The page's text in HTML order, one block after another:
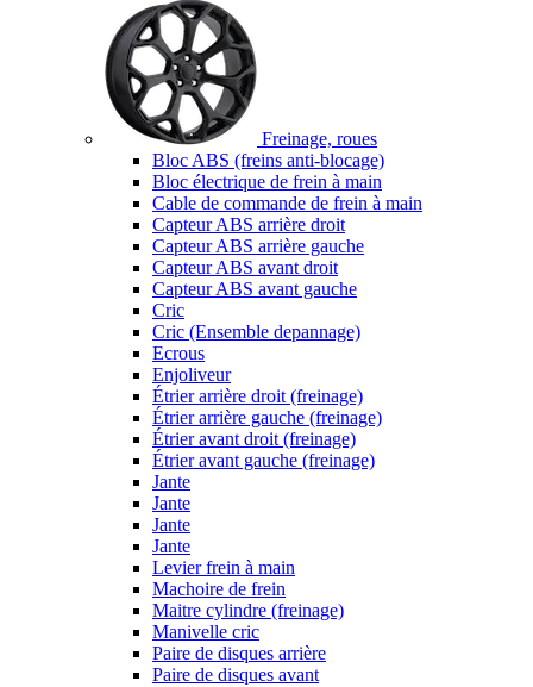
Freinage, roues
Bloc ABS (freins anti-blocage)
Bloc électrique de frein à main
Cable de commande de frein à main
Capteur ABS arrière droit
Capteur ABS arrière gauche
Capteur ABS avant droit
Capteur ABS avant gauche
Cric
Cric (Ensemble depannage)
Ecrous
Enjoliveur
Étrier arrière droit (freinage)
Étrier arrière gauche (freinage)
Étrier avant droit (freinage)
Étrier avant gauche (freinage)
Jante
Jante
Jante
Jante
Levier frein à main
Machoire de frein
Maitre cylindre (freinage)
Manivelle cric
Paire de disques arrière
Paire de disques avant